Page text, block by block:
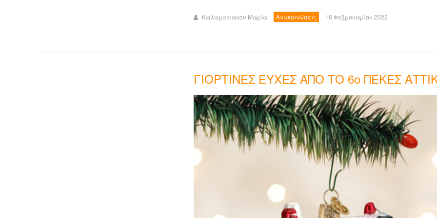
Καλαματιανού Μαρία Ανακοινώσεις 16 Φεβρουαρίου 2022
ΓΙΟΡΤΙΝΕΣ ΕΥΧΕΣ ΑΠΟ ΤΟ 6ο ΠΕΚΕΣ